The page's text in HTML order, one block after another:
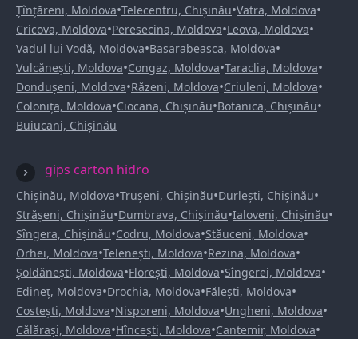
Țînțăreni, Moldova•Telecentru, Chișinău•Vatra, Moldova•
Cricova, Moldova•Peresecina, Moldova•Leova, Moldova•
Vadul lui Vodă, Moldova•Basarabeasca, Moldova•
Vulcănești, Moldova•Congaz, Moldova•Taraclia, Moldova•
Dondușeni, Moldova•Răzeni, Moldova•Criuleni, Moldova•
Colonița, Moldova•Ciocana, Chișinău•Botanica, Chișinău•
Buiucani, Chișinău
gips carton hidro
Chișinău, Moldova•Trușeni, Chișinău•Durlești, Chișinău•
Strășeni, Chișinău•Dumbrava, Chișinău•Ialoveni, Chișinău•
Sîngera, Chișinău•Codru, Moldova•Stăuceni, Moldova•
Orhei, Moldova•Telenești, Moldova•Rezina, Moldova•
Șoldănești, Moldova•Florești, Moldova•Sîngerei, Moldova•
Edineț, Moldova•Drochia, Moldova•Fălești, Moldova•
Costești, Moldova•Nisporeni, Moldova•Ungheni, Moldova•
Călărași, Moldova•Hîncești, Moldova•Cantemir, Moldova•